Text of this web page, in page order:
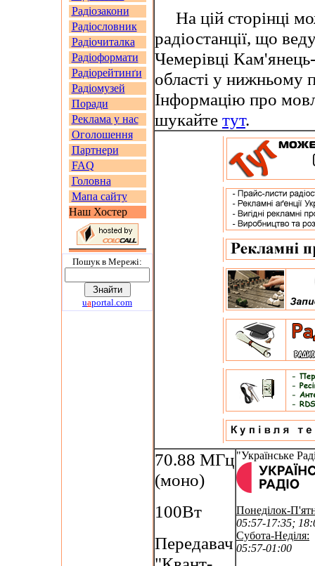
Радіозакони
Радіословник
Радіочиталка
Радіоформати
Радіорейтинґи
Радіомузей
Поради
Реклама у нас
Оголошення
Партнери
FAQ
Головна
Мапа сайту
Наш Хостер
Пошук в Мережi:
uaportal.com
На цій сторінці
радіостанції, що
Чемерівці
області у
Інформацію про
шукайте тут.
70.88 МГц
(моно)
100Вт
Передавач
"Українське
Понеділок-
05:57-17:35;
Субота-Неділя:
05:57-01:00